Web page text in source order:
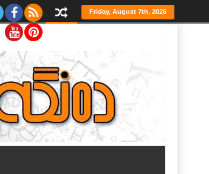
Friday, August 7th, 2026